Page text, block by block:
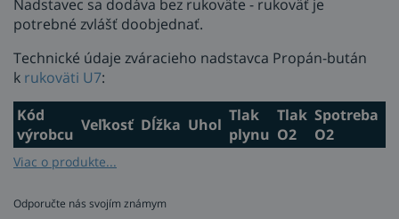
Nadstavec sa dodáva bez rukoväte - rukoväť je
potrebné zvlášť doobjednať.
Technické údaje zváracieho nadstavca Propán-bután
k rukoväti U7:
Kód
výrobcu Veľkosť Dĺžka Uhol Tlak
plynu
Tlak
O2
Spotreba
O2
Viac o produkte...
Odporučte nás svojím známym